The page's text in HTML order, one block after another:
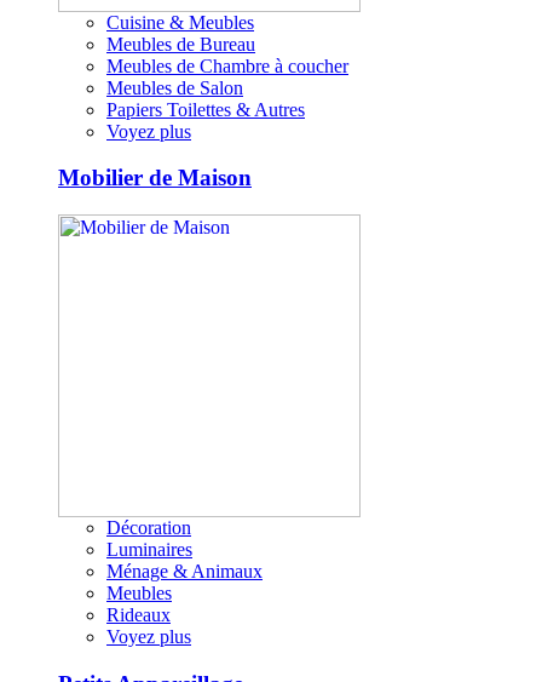
Cuisine & Meubles
Meubles de Bureau
Meubles de Chambre à coucher
Meubles de Salon
Papiers Toilettes & Autres
Voyez plus
Mobilier de Maison
Décoration
Luminaires
Ménage & Animaux
Meubles
Rideaux
Voyez plus